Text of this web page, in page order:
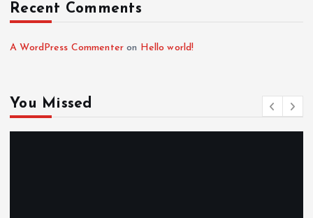
Recent Comments
A WordPress Commenter on Hello world!
You Missed